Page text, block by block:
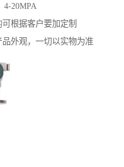
20MPA
根据客户要加定制
外观，一切以实物为准